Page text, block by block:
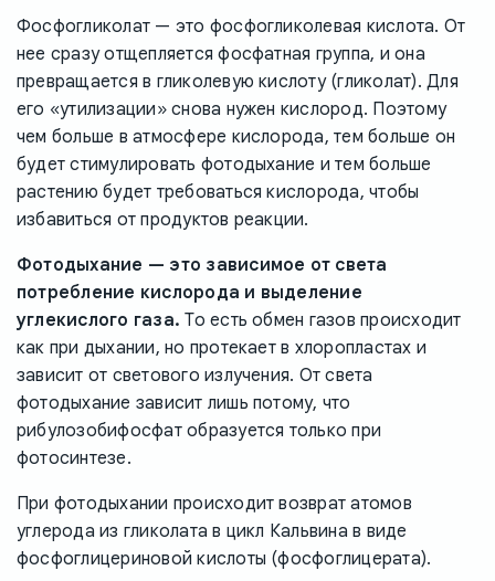
Фосфогликолат — это фосфогликолевая кислота. От
нее сразу отщепляется фосфатная группа, и она
превращается в гликолевую кислоту (гликолат). Для
его «утилизации» снова нужен кислород. Поэтому
чем больше в атмосфере кислорода, тем больше он
будет стимулировать фотодыхание и тем больше
растению будет требоваться кислорода, чтобы
избавиться от продуктов реакции.
Фотодыхание — это зависимое от света
потребление кислорода и выделение
углекислого газа. То есть обмен газов происходит
как при дыхании, но протекает в хлоропластах и
зависит от светового излучения. От света
фотодыхание зависит лишь потому, что
рибулозобифосфат образуется только при
фотосинтезе.
При фотодыхании происходит возврат атомов
углерода из гликолата в цикл Кальвина в виде
фосфоглицериновой кислоты (фосфоглицерата).